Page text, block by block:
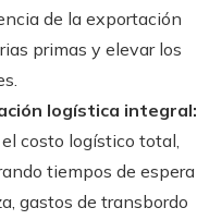
de la exportación
primas y elevar los
logística integral:
costo logístico total,
tiempos de espera
gastos de transbordo